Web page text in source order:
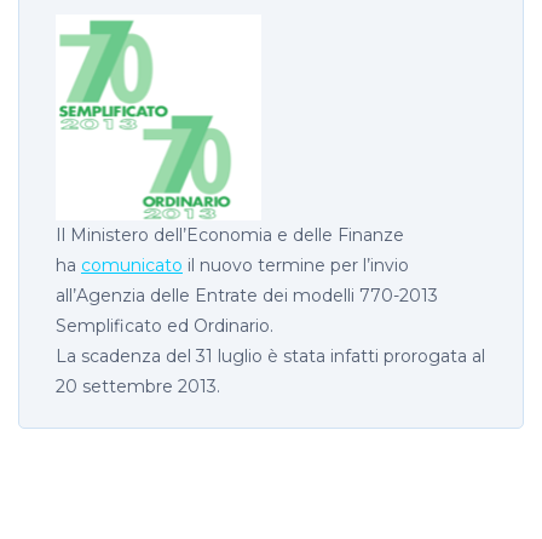
Il Ministero dell’Economia e delle Finanze
ha comunicato il nuovo termine per l’invio
all’Agenzia delle Entrate dei modelli 770-2013
Semplificato ed Ordinario.
La scadenza del 31 luglio è stata infatti prorogata al
20 settembre 2013.